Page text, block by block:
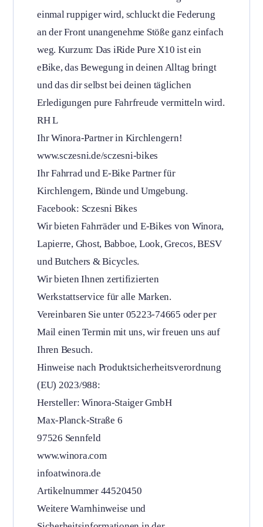
einmal ruppiger wird, schluckt die Federung
an der Front unangenehme Stöße ganz einfach
weg. Kurzum: Das iRide Pure X10 ist ein
eBike, das Bewegung in deinen Alltag bringt
und das dir selbst bei deinen täglichen
Erledigungen pure Fahrfreude vermitteln wird.
RH L
Ihr Winora-Partner in Kirchlengern!
www.sczesni.de/sczesni-bikes
Ihr Fahrrad und E-Bike Partner für
Kirchlengern, Bünde und Umgebung.
Facebook: Sczesni Bikes
Wir bieten Fahrräder und E-Bikes von Winora,
Lapierre, Ghost, Babboe, Look, Grecos, BESV
und Butchers & Bicycles.
Wir bieten Ihnen zertifizierten
Werkstattservice für alle Marken.
Vereinbaren Sie unter 05223-74665 oder per
Mail einen Termin mit uns, wir freuen uns auf
Ihren Besuch.
Hinweise nach Produktsicherheitsverordnung
(EU) 2023/988:
Hersteller: Winora-Staiger GmbH
Max-Planck-Straße 6
97526 Sennfeld
www.winora.com
infoatwinora.de
Artikelnummer 44520450
Weitere Warnhinweise und